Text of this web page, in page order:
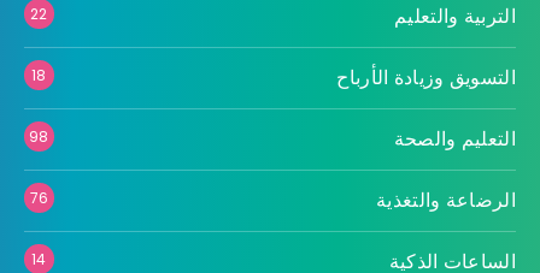
التربية والتعليم 22
التسويق وزيادة الأرباح 18
التعليم والصحة 98
الرضاعة والتغذية 76
الساعات الذكية 14